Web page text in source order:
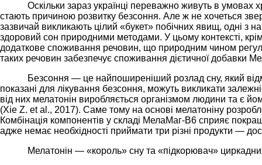
Оскільки зараз українці переважно живуть в умовах
стають причиною розвитку безсоння. Але ж не хочеться
зазвичай викликають цілий «букет» побічних явищ, одні з
здоровий сон природними методами. У цьому контексті,
додаткове споживання речовин, що природним чином
таких речовин забезпечує споживання дієтичної добавки
Безсоння — це найпоширеніший розлад сну, який
показані для лікування безсоння, можуть викликати
від них мелатонін виробляється організмом людини та є
(Xie Z. et al., 2017). Саме тому на основі мелатоніну
Комбінація компонентів у складі МелаМаг-В6 сприяє
адже немає необхідності приймати три різні продукти —
Мелатонін — «король» сну та «підкорювач»